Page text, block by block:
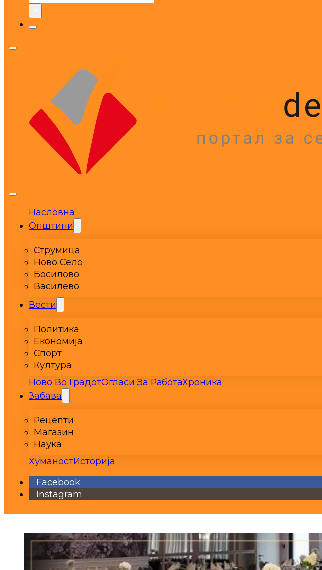
Насловна
Општини
Струмица
Ново Село
Босилово
Василево
Вести
Политика
Економија
Спорт
Култура
Ново Во ГрадотОгласи За РаботаХроника
Забава
Рецепти
Магазин
Наука
ХуманостИсторија
Facebook
Instagram